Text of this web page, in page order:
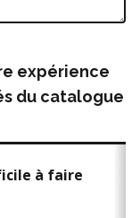
expérience
du catalogue
à faire